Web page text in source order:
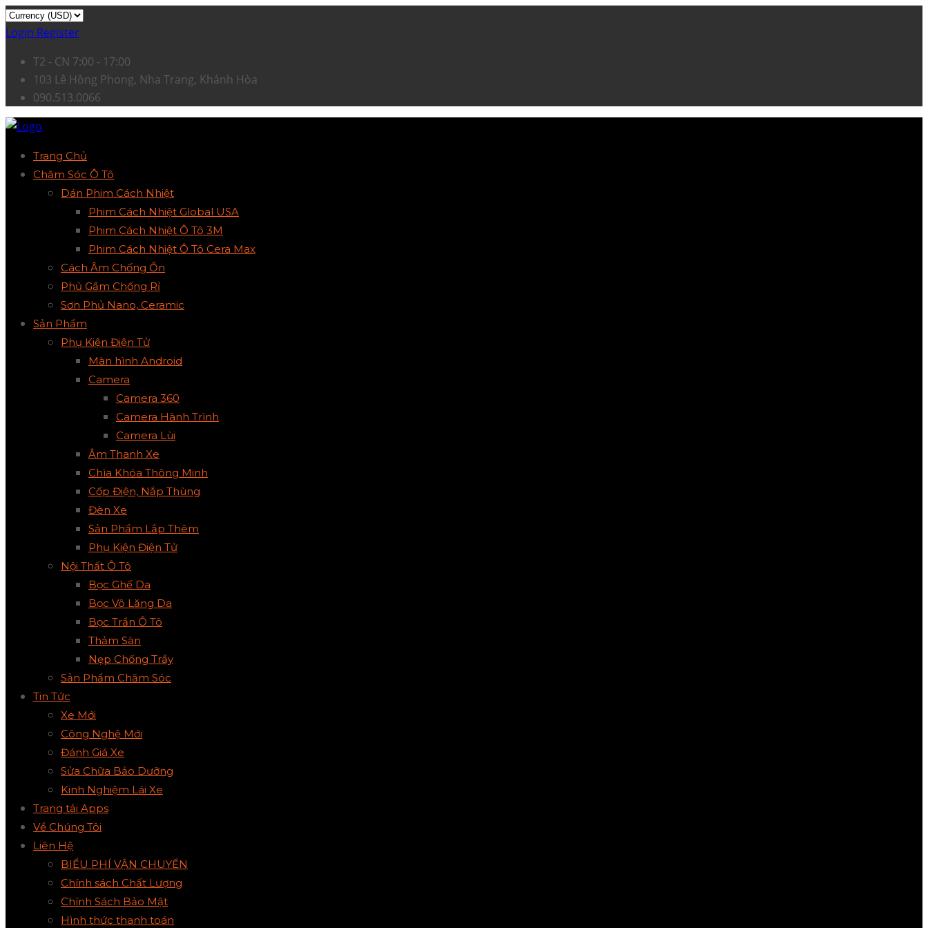
Login Register
T2 - CN 7:00 - 17:00
103 Lê Hồng Phong, Nha Trang, Khánh Hòa
090.513.0066
Trang Chủ
Chăm Sóc Ô Tô
Dán Phim Cách Nhiệt
Phim Cách Nhiệt Global USA
Phim Cách Nhiệt Ô Tô 3M
Phim Cách Nhiệt Ô Tô Cera Max
Cách Âm Chống Ồn
Phủ Gầm Chống Rỉ
Sơn Phủ Nano, Ceramic
Sản Phẩm
Phụ Kiện Điện Tử
Màn hình Android
Camera
Camera 360
Camera Hành Trình
Camera Lùi
Âm Thanh Xe
Chìa Khóa Thông Minh
Cốp Điện, Nắp Thùng
Đèn Xe
Sản Phẩm Lắp Thêm
Phụ Kiện Điện Tử
Nội Thất Ô Tô
Bọc Ghế Da
Bọc Vô Lăng Da
Bọc Trần Ô Tô
Thảm Sàn
Nẹp Chống Trầy
Sản Phẩm Chăm Sóc
Tin Tức
Xe Mới
Công Nghệ Mới
Đánh Giá Xe
Sửa Chữa Bảo Dưỡng
Kinh Nghiệm Lái Xe
Trang tải Apps
Về Chúng Tôi
Liên Hệ
BIỂU PHÍ VẬN CHUYỂN
Chính sách Chất Lượng
Chính Sách Bảo Mật
Hình thức thanh toán